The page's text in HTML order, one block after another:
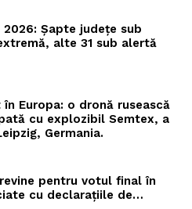
Șapte județe sub
alte 31 sub alertă
Europa: o dronă rusească
cu explozibil Semtex, a
Germania.
pentru votul final în
cu declarațiile de…